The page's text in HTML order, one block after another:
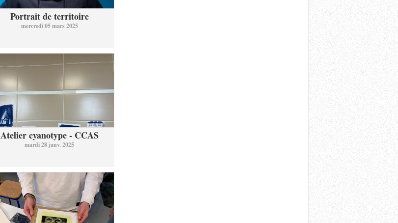
Portrait de territoire
mercredi 05 mars 2025
Atelier cyanotype - CCAS
mardi 28 janv. 2025